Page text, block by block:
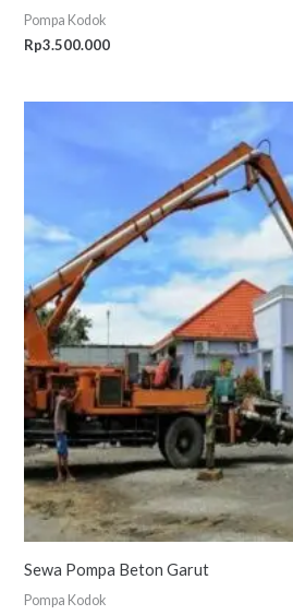
Pompa Kodok
Rp3.500.000
Sewa Pompa Beton Garut
Pompa Kodok